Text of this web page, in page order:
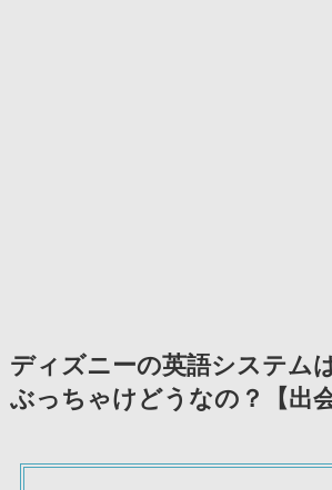
ディズニーの英語システム
ぶっちゃけどうなの？【出会